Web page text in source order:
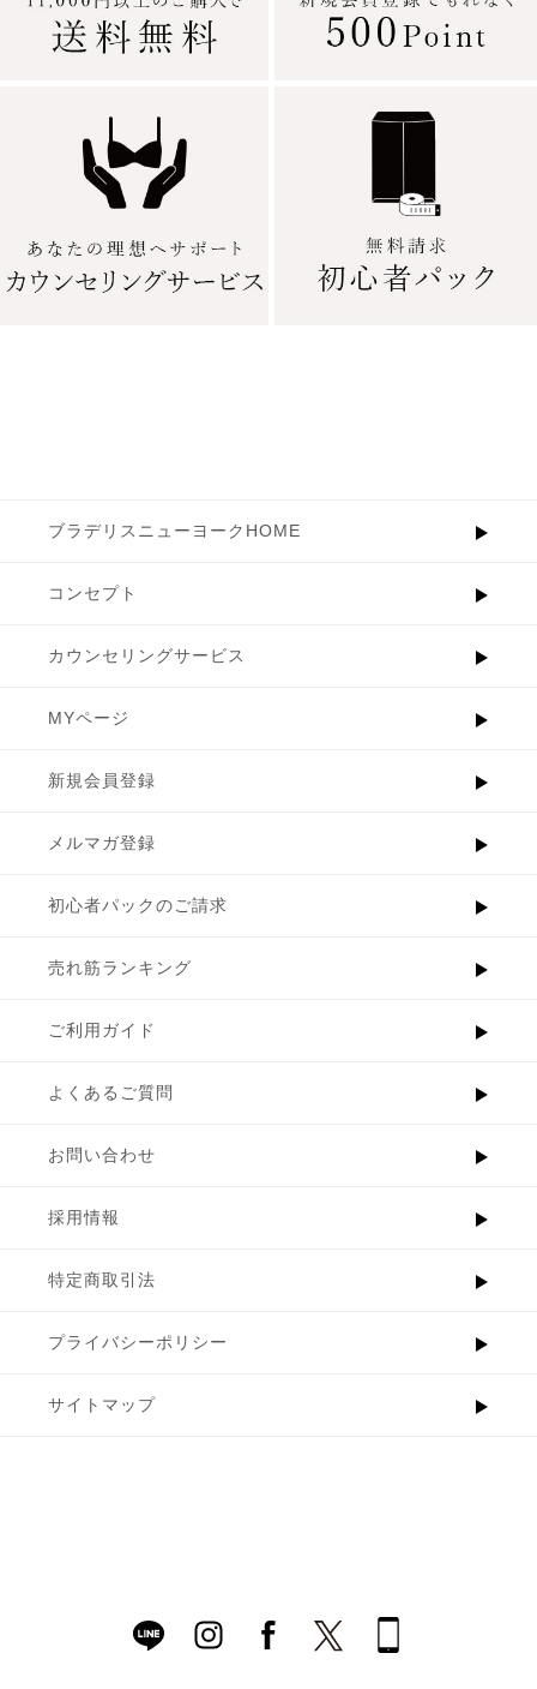
ブラデリスニューヨークHOME
コンセプト
カウンセリングサービス
MYページ
新規会員登録
メルマガ登録
初心者パックのご請求
売れ筋ランキング
ご利用ガイド
よくあるご質問
お問い合わせ
採用情報
特定商取引法
プライバシーポリシー
サイトマップ